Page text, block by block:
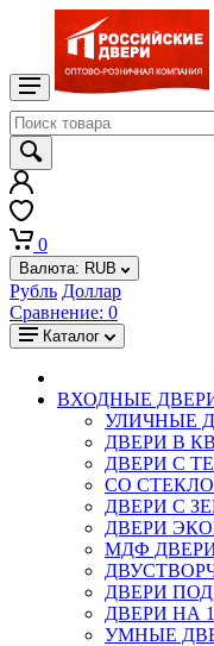
0
Валюта: RUB
Рубль Доллар
Сравнение: 0
Каталог
ВХОДНЫЕ
УЛИЧНЫЕ
ДВЕРИ В
ДВЕРИ С
СО
ДВЕРИ С
ДВЕРИ
МДФ
ДВЕРИ
ДВЕРИ НА
УМНЫЕ